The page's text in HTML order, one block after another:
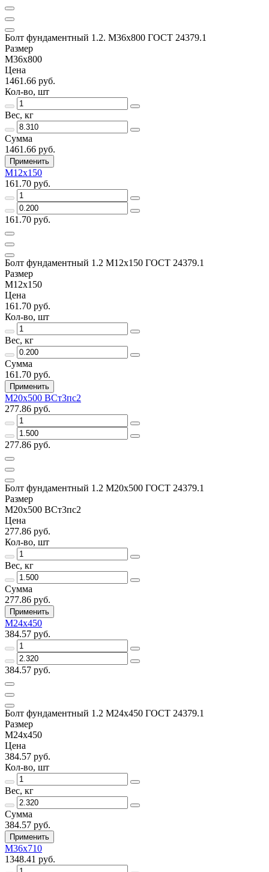
Болт фундаментный 1.2. М36х800 ГОСТ 24379.1
Размер
М36х800
Цена
1461.66 руб.
Кол-во, шт
Вес, кг
Сумма
1461.66 руб.
Применить
М12х150
161.70 руб.
161.70 руб.
Болт фундаментный 1.2 М12х150 ГОСТ 24379.1
Размер
М12х150
Цена
161.70 руб.
Кол-во, шт
Вес, кг
Сумма
161.70 руб.
Применить
М20х500 ВСт3пс2
277.86 руб.
277.86 руб.
Болт фундаментный 1.2 М20х500 ГОСТ 24379.1
Размер
М20х500 ВСт3пс2
Цена
277.86 руб.
Кол-во, шт
Вес, кг
Сумма
277.86 руб.
Применить
М24х450
384.57 руб.
384.57 руб.
Болт фундаментный 1.2 М24х450 ГОСТ 24379.1
Размер
М24х450
Цена
384.57 руб.
Кол-во, шт
Вес, кг
Сумма
384.57 руб.
Применить
М36х710
1348.41 руб.